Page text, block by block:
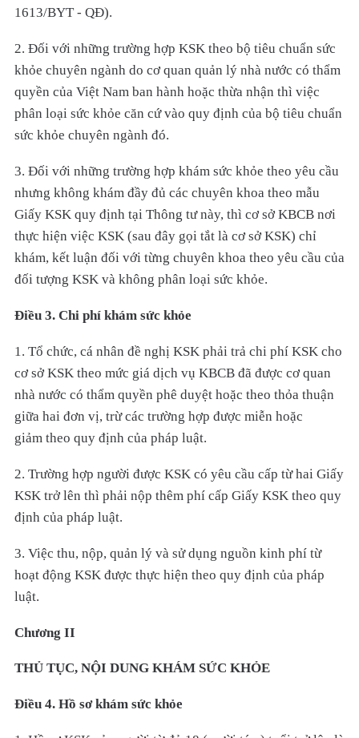
1613/BYT - QĐ).
2. Đối với những trường hợp KSK theo bộ tiêu chuẩn sức
khỏe chuyên ngành do cơ quan quản lý nhà nước có thẩm
quyền của Việt Nam ban hành hoặc thừa nhận thì việc
phân loại sức khỏe căn cứ vào quy định của bộ tiêu chuẩn
sức khỏe chuyên ngành đó.
3. Đối với những trường hợp khám sức khỏe theo yêu cầu
nhưng không khám đầy đủ các chuyên khoa theo mẫu
Giấy KSK quy định tại Thông tư này, thì cơ sở KBCB nơi
thực hiện việc KSK (sau đây gọi tắt là cơ sở KSK) chỉ
khám, kết luận đối với từng chuyên khoa theo yêu cầu của
đối tượng KSK và không phân loại sức khỏe.
Điều 3. Chi phí khám sức khỏe
1. Tổ chức, cá nhân đề nghị KSK phải trả chi phí KSK cho
cơ sở KSK theo mức giá dịch vụ KBCB đã được cơ quan
nhà nước có thẩm quyền phê duyệt hoặc theo thỏa thuận
giữa hai đơn vị, trừ các trường hợp được miễn hoặc
giảm theo quy định của pháp luật.
2. Trường hợp người được KSK có yêu cầu cấp từ hai Giấy
KSK trở lên thì phải nộp thêm phí cấp Giấy KSK theo quy
định của pháp luật.
3. Việc thu, nộp, quản lý và sử dụng nguồn kinh phí từ
hoạt động KSK được thực hiện theo quy định của pháp
luật.
Chương II
THỦ TỤC, NỘI DUNG KHÁM SỨC KHỎE
Điều 4. Hồ sơ khám sức khỏe